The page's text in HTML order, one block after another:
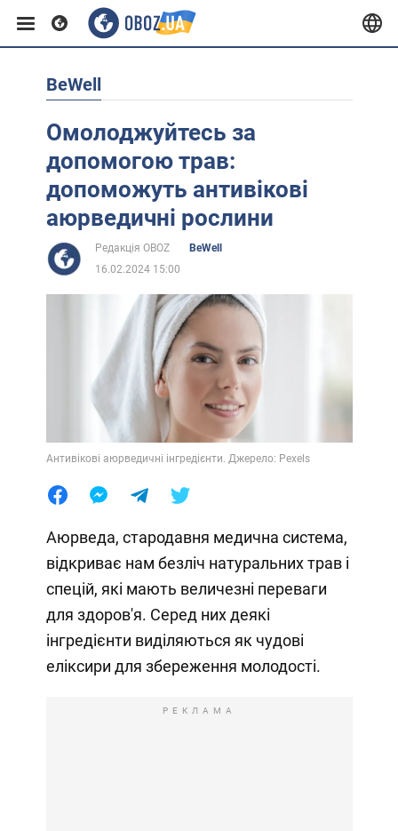
Європа
США
Африка
BeWell
Омолоджуйтесь за
допомогою трав:
допоможуть антивікові
аюрведичні рослини
Редакція OBOZ
BeWell
16.02.2024 15:00
Антивікові аюрведичні інгредієнти. Джерело: Pexels
Аюрведа, стародавня медична система,
відкриває нам безліч натуральних трав і
спецій, які мають величезні переваги
для здоров'я. Серед них деякі
інгредієнти виділяються як чудові
еліксири для збереження молодості.
РЕКЛАМА